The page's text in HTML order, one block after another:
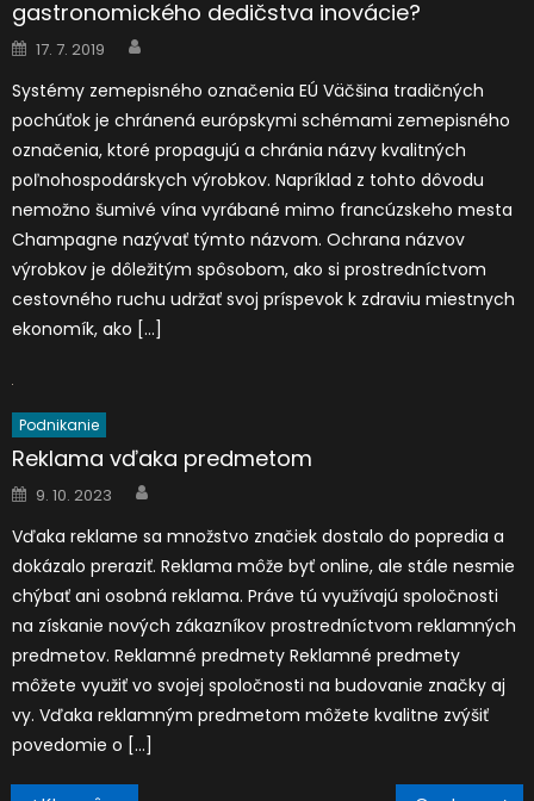
gastronomického dedičstva inovácie?
Posted
on
17. 7. 2019
Systémy zemepisného označenia EÚ Väčšina tradičných
pochúťok je chránená európskymi schémami zemepisného
označenia, ktoré propagujú a chránia názvy kvalitných
poľnohospodárskych výrobkov. Napríklad z tohto dôvodu
nemožno šumivé vína vyrábané mimo francúzskeho mesta
Champagne nazývať týmto názvom. Ochrana názvov
výrobkov je dôležitým spôsobom, ako si prostredníctvom
cestovného ruchu udržať svoj príspevok k zdraviu miestnych
ekonomík, ako […]
Podnikanie
Reklama vďaka predmetom
Posted
on
9. 10. 2023
Vďaka reklame sa množstvo značiek dostalo do popredia a
dokázalo preraziť. Reklama môže byť online, ale stále nesmie
chýbať ani osobná reklama. Práve tú využívajú spoločnosti
na získanie nových zákazníkov prostredníctvom reklamných
predmetov. Reklamné predmety Reklamné predmety
môžete využiť vo svojej spoločnosti na budovanie značky aj
vy. Vďaka reklamným predmetom môžete kvalitne zvýšiť
povedomie o […]